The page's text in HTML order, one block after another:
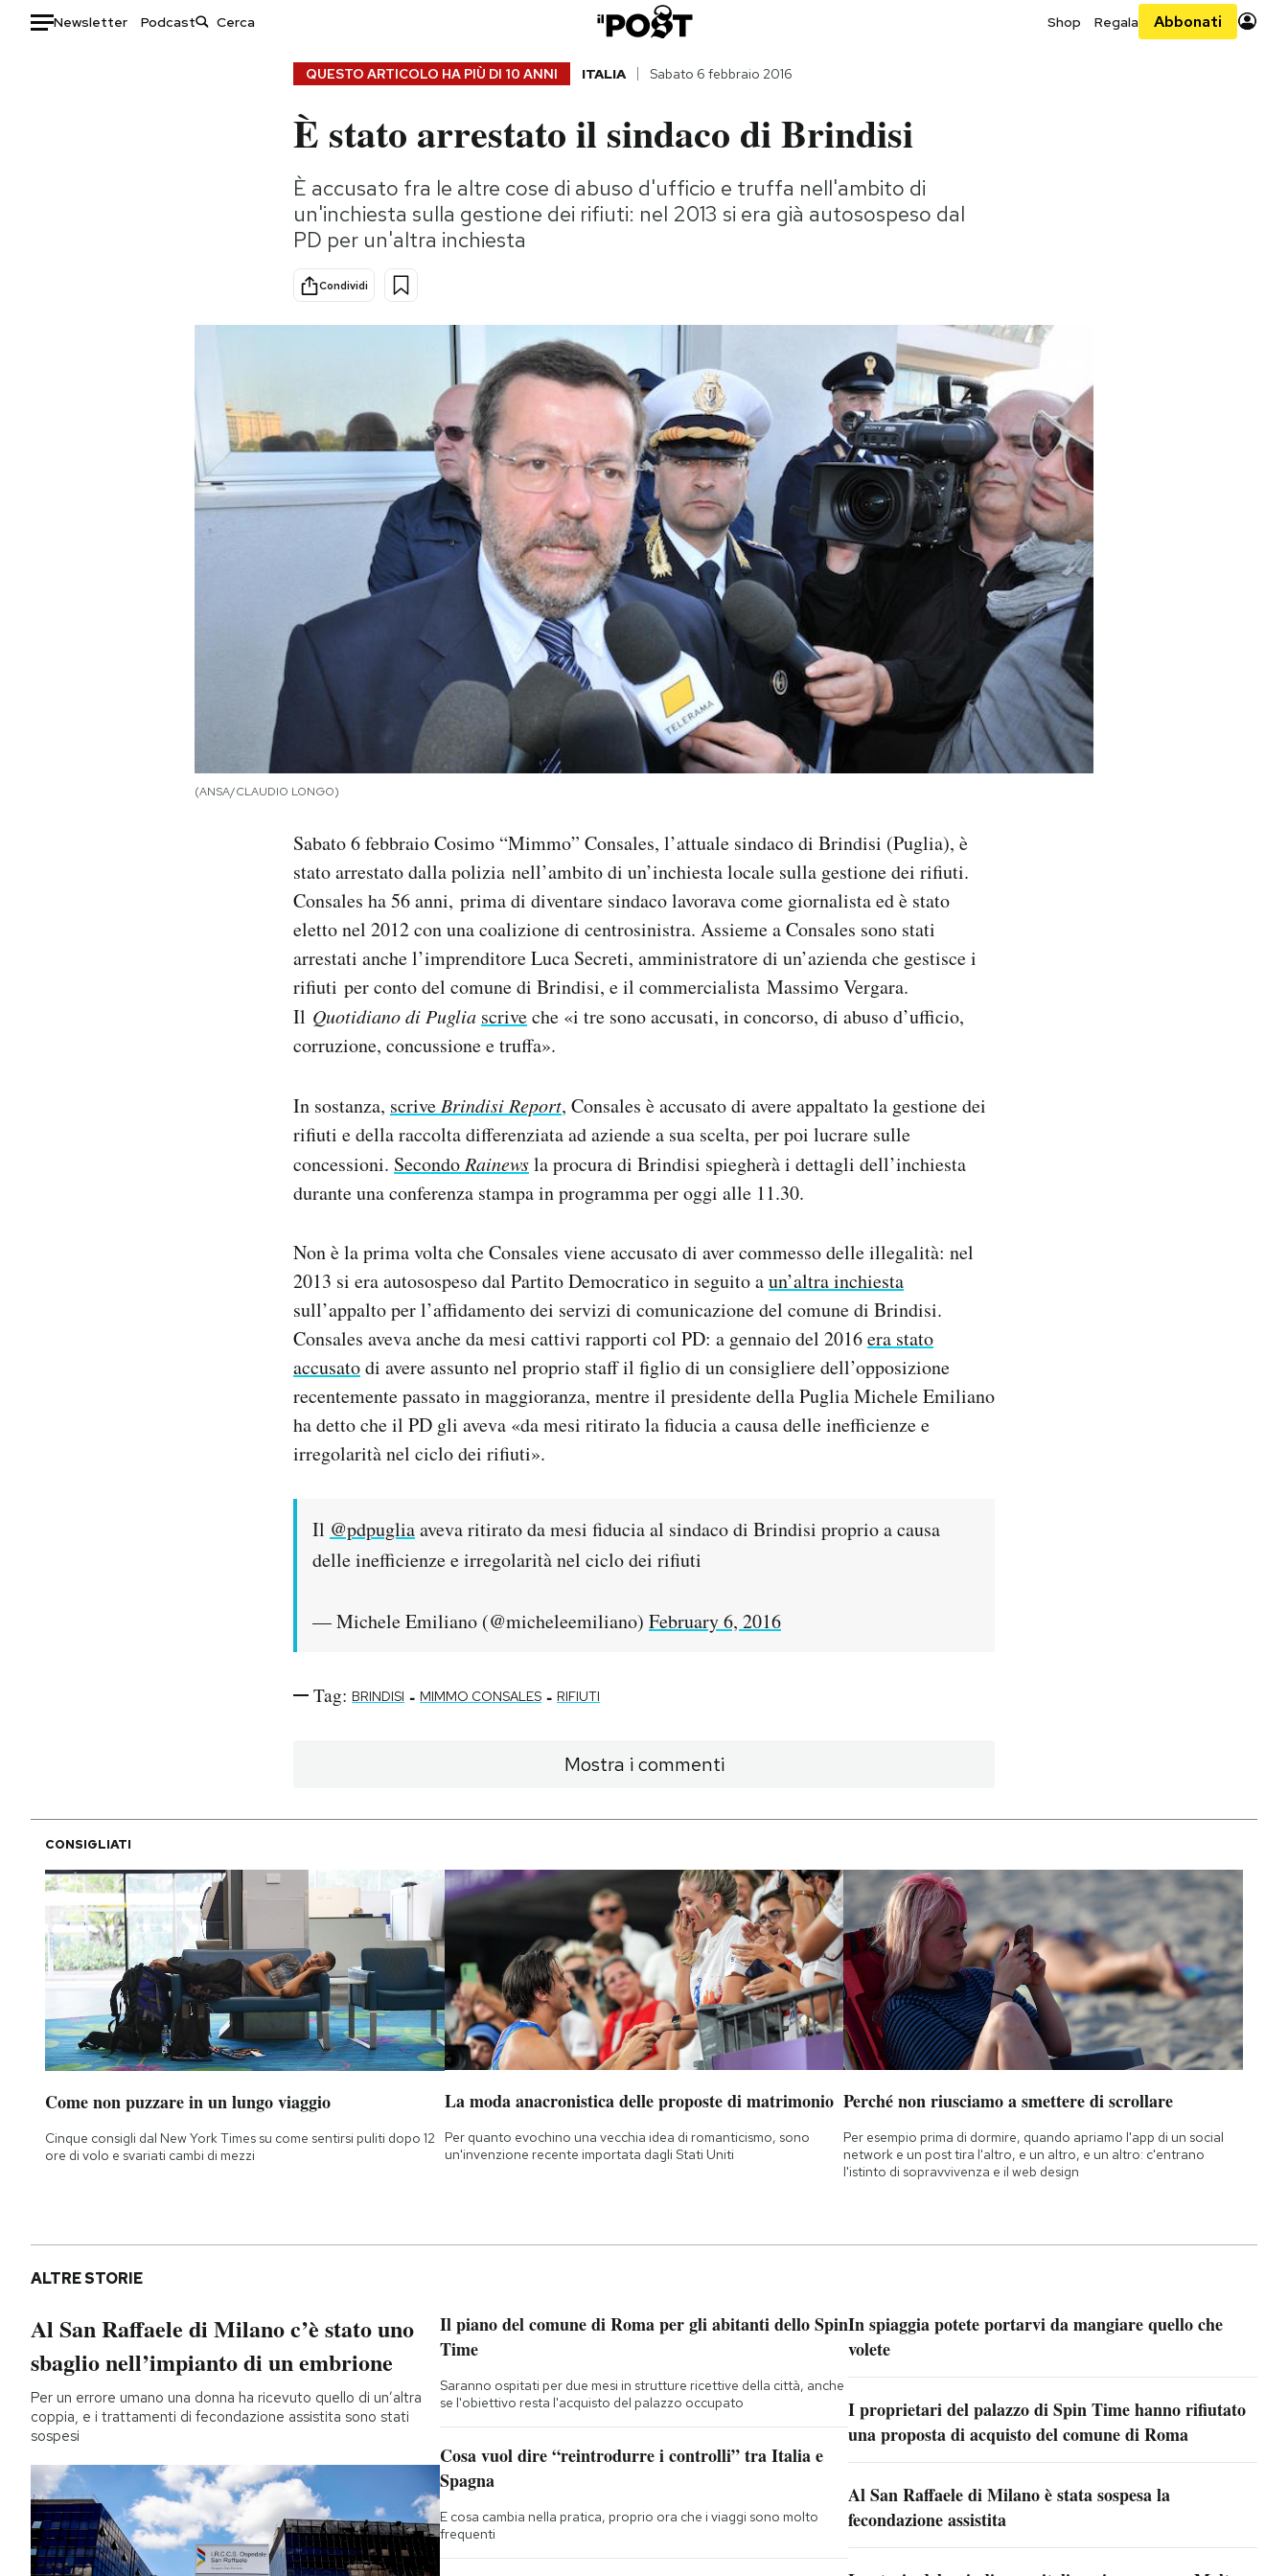
Newsletter Podcast Shop Regala Abbonati
Consumismi
Storie/Idee
Ok Boomer!
Europa
QUESTO ARTICOLO HA PIÙ DI 10 ANNI ITALIA Sabato 6 febbraio 2016
È stato arrestato il sindaco di Brindisi
È accusato fra le altre cose di abuso d'ufficio e truffa nell'ambito di
un'inchiesta sulla gestione dei rifiuti: nel 2013 si era già autosospeso dal
PD per un'altra inchiesta
Condividi
(ANSA/CLAUDIO LONGO)
Sabato 6 febbraio Cosimo “Mimmo” Consales, l’attuale sindaco di Brindisi (Puglia), è
stato arrestato dalla polizia nell’ambito di un’inchiesta locale sulla gestione dei rifiuti.
Consales ha 56 anni, prima di diventare sindaco lavorava come giornalista ed è stato
eletto nel 2012 con una coalizione di centrosinistra. Assieme a Consales sono stati
arrestati anche l’imprenditore Luca Secreti, amministratore di un’azienda che gestisce i
rifiuti per conto del comune di Brindisi, e il commercialista Massimo Vergara.
Il Quotidiano di Puglia scriveche «i tre sono accusati, in concorso, di abuso d’ufficio,
corruzione, concussione e truffa».
In sostanza, scrive Brindisi Report, Consales è accusato di avere appaltato la gestione dei
rifiuti e della raccolta differenziata ad aziende a sua scelta, per poi lucrare sulle
concessioni. Secondo Rainewsla procura di Brindisi spiegherà i dettagli dell’inchiesta
durante una conferenza stampa in programma per oggi alle 11.30.
Non è la prima volta che Consales viene accusato di aver commesso delle illegalità: nel
2013 si era autosospeso dal Partito Democratico in seguito aun’altra inchiesta
sull’appalto per l’affidamento dei servizi di comunicazione del comune di Brindisi.
Consales aveva anche da mesi cattivi rapporti col PD: a gennaio del 2016era stato
accusatodi avere assunto nel proprio staff il figlio di un consigliere dell’opposizione
recentemente passato in maggioranza, mentre il presidente della Puglia Michele Emiliano
ha detto che il PD gli aveva «da mesi ritirato la fiducia a causa delle inefficienze e
irregolarità nel ciclo dei rifiuti».
Il @pdpugliaaveva ritirato da mesi fiducia al sindaco di Brindisi proprio a causa
delle inefficienze e irregolarità nel ciclo dei rifiuti
— Michele Emiliano (@micheleemiliano) February 6, 2016
Tag: BRINDISI - MIMMO CONSALES - RIFIUTI
Mostra i commenti
CONSIGLIATI
Come non puzzare in un lungo viaggio
Cinque consigli dal New York Times su come sentirsi puliti dopo 12
ore di volo e svariati cambi di mezzi
La moda anacronistica delle proposte di matrimonio
Per quanto evochino una vecchia idea di romanticismo, sono
un'invenzione recente importata dagli Stati Uniti
Perché non riusciamo a smettere di scrollare
Per esempio prima di dormire, quando apriamo l'app di un social
network e un post tira l'altro, e un altro, e un altro: c'entrano
l'istinto di sopravvivenza e il web design
ALTRE STORIE
Al San Raffaele di Milano c’è stato uno
sbaglio nell’impianto di un embrione
Per un errore umano una donna ha ricevuto quello di un’altra
coppia, e i trattamenti di fecondazione assistita sono stati
sospesi
Il piano del comune di Roma per gli abitanti dello Spin
Time
Saranno ospitati per due mesi in strutture ricettive della città, anche
se l'obiettivo resta l'acquisto del palazzo occupato
Cosa vuol dire “reintrodurre i controlli” tra Italia e
Spagna
E cosa cambia nella pratica, proprio ora che i viaggi sono molto
frequenti
In spiaggia potete portarvi da mangiare quello che
volete
I proprietari del palazzo di Spin Time hanno rifiutato
una proposta di acquisto del comune di Roma
Al San Raffaele di Milano è stata sospesa la
fecondazione assistita